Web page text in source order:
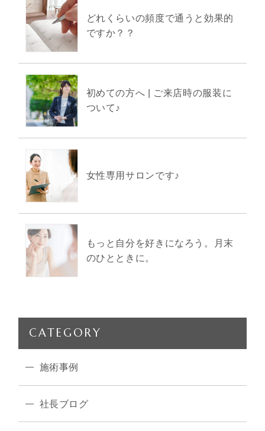
どれくらいの頻度で通うと効果的
ですか？？
初めての方へ | ご来店時の服装に
ついて♪
女性専用サロンです♪
もっと自分を好きになろう。月末
のひとときに。
CATEGORY
施術事例
社長ブログ